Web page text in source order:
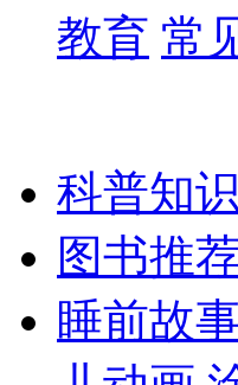
教育 常
科普知识
图书推
睡前故